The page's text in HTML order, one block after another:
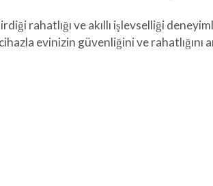
rahatlığı ve akıllı işlevselliği
evinizin güvenliğini ve rahatlığını